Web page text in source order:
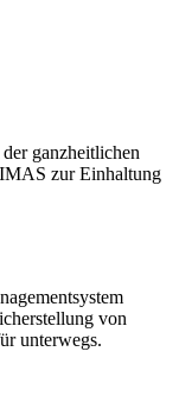
ganzheitlichen
zur Einhaltung
von
unterwegs.